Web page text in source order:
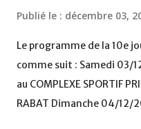
Publié le : décembre 03,
Le programme de la 10e
comme suit : Samedi 03/
au COMPLEXE SPORTIF
RABAT Dimanche 04/12/